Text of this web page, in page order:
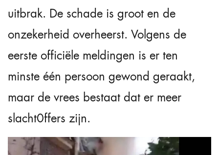
uitbrak. De schade is groot en de
onzekerheid overheerst. Volgens de
eerste officiële meldingen is er ten
minste één persoon gewond geraakt,
maar de vrees bestaat dat er meer
slacht0ffers zijn.